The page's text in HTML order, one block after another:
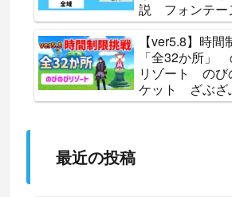
Ⅳ 攻略 原神
説 フォンテ
【攻略】 原
Genshin
【ver5.8】時間
「全32か所」
リゾート のび
ケット ざぶ
ゅうひゅう丘
最近の投稿